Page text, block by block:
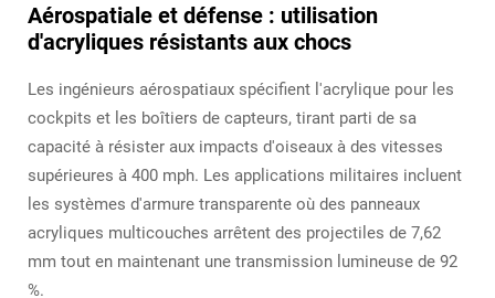
Aérospatiale et défense : utilisation
d'acryliques résistants aux chocs
Les ingénieurs aérospatiaux spécifient l'acrylique pour les
cockpits et les boîtiers de capteurs, tirant parti de sa
capacité à résister aux impacts d'oiseaux à des vitesses
supérieures à 400 mph. Les applications militaires incluent
les systèmes d'armure transparente où des panneaux
acryliques multicouches arrêtent des projectiles de 7,62
mm tout en maintenant une transmission lumineuse de 92
%.